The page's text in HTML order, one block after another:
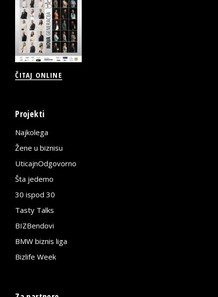
ČITAJ ONLINE
Projekti
Najkolega
Žene u biznisu
UticajnOdgovorno
Šta jedemo
30 ispod 30
Tasty Talks
BIZBendovi
BMW biznis liga
Bizlife Week